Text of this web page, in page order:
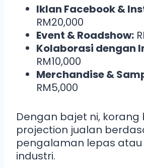
Iklan Facebook &
RM20,000
Event & Roadshow:
Kolaborasi dengan
RM10,000
Merchandise &
RM5,000
Dengan bajet ni, korang
projection jualan
pengalaman lepas
industri.